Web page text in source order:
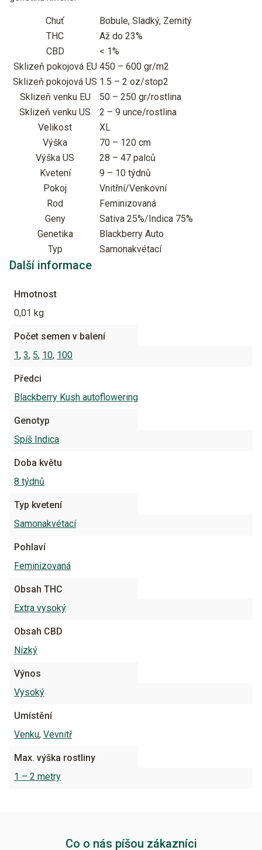
Chuť
Bobule, Sladký, Zemitý
THC
Až do 23%
CBD
< 1%
Sklizeň pokojová EU 450 – 600 gr/m2
Sklizeň pokojová US 1.5 – 2 oz/stop2
Sklizeň venku EU
50 – 250 gr/rostlina
Sklizeň venku US
2 – 9 unce/rostlina
Velikost
XL
Výška
70 – 120 cm
Výška US
28 – 47 palců
Kvetení
9 – 10 týdnů
Pokoj
Vnitřní/Venkovní
Rod
Feminizovaná
Geny
Sativa 25%/Indica 75%
Genetika
Blackberry Auto
Typ
Samonakvétací
Další informace
Hmotnost
0,01 kg
Počet semen v balení
1, 3, 5, 10, 100
Předci
Blackberry Kush autoflowering
Genotyp
Spíš Indica
Doba květu
8 týdnů
Typ kvetení
Samonakvétací
Pohlaví
Feminizovaná
Obsah THC
Extra vysoký
Obsah CBD
Nízký
Výnos
Vysoký
Umístění
Venku, Vevnitř
Max. výška rostliny
1 – 2 metry
Co o nás píšou zákazníci